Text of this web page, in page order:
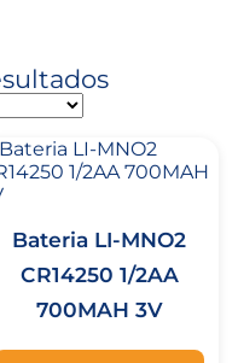
Bateria LI-MNO2
CR14250 1/2AA
700MAH 3V